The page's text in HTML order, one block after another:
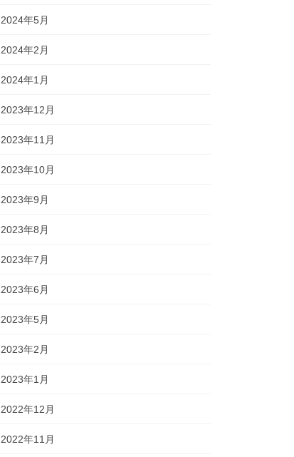
2024年5月
2024年2月
2024年1月
2023年12月
2023年11月
2023年10月
2023年9月
2023年8月
2023年7月
2023年6月
2023年5月
2023年2月
2023年1月
2022年12月
2022年11月